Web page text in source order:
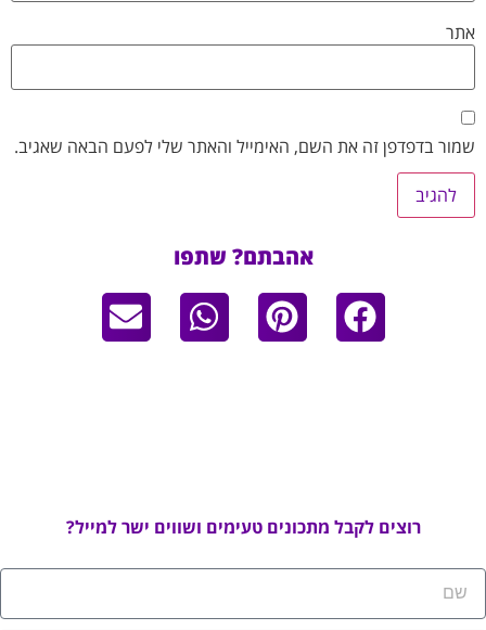
אתר
שמור בדפדפן זה את השם, האימייל והאתר שלי לפעם הבאה שאגיב.
אהבתם? שתפו
רוצים לקבל מתכונים טעימים ושווים ישר למייל?